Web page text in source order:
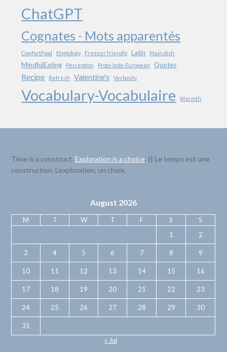
ChatGPT
Cognates - Mots apparentés
ComfortFood Etymology Freezer friendly Latin Main dish
MindfulEating Perception Proto-Indo-European Quotes
Recipe Refresh Valentine's Verbosity
Vocabulary-Vocabulaire Warmth
Time is a construct.Exploration is a choice. || Le temps est une
construction. L’exploration, un choix.
August 2026
M T W T F S
S
1
2
3 4 5 6 7 8 9
10 11 12 13 14 15 16
17 18 19 20 21 22 23
24 25 26 27 28 29 30
31
« Jul